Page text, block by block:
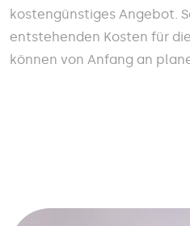
kostengünstiges Angebot.
entstehenden Kosten für
können von Anfang an